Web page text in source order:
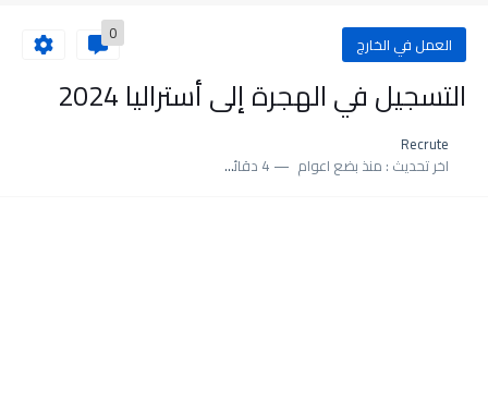
العمل في الخارج 0
التسجيل في الهجرة إلى أستراليا 2024
Recrute
اخر تحديث : منذ بضع اعوام 4 دقائق للقراءة